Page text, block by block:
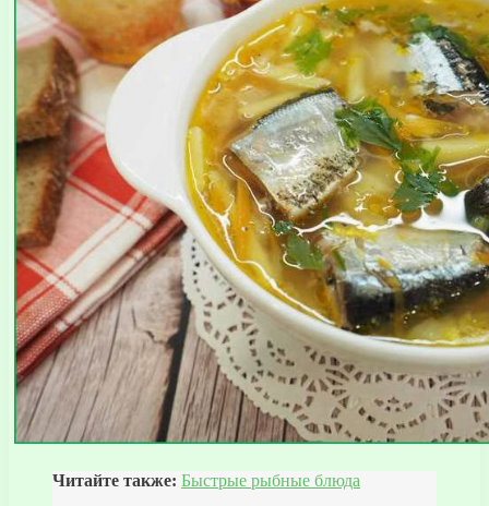
Читайте также: Быстрые рыбные блюда